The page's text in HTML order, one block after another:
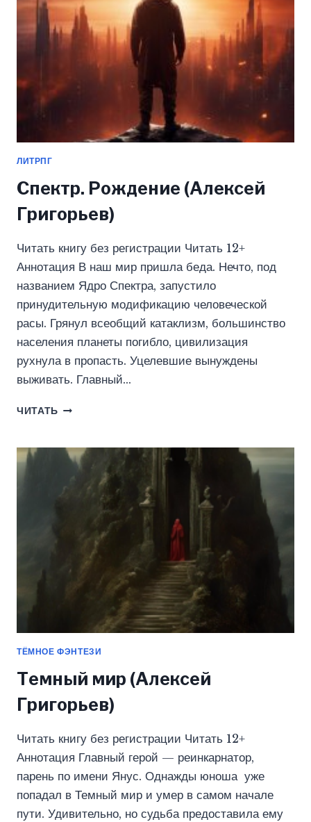
ЛИТРПГ
Спектр. Рождение (Алексей
Григорьев)
Читать книгу без регистрации Читать 12+
Аннотация В наш мир пришла беда. Нечто, под
названием Ядро Спектра, запустило
принудительную модификацию человеческой
расы. Грянул всеобщий катаклизм, большинство
населения планеты погибло, цивилизация
рухнула в пропасть. Уцелевшие вынуждены
выживать. Главный…
ЧИТАТЬ СПЕКТР.
ГРИГОРЬЕВ)
ТЁМНОЕ ФЭНТЕЗИ
Темный мир (Алексей
Григорьев)
Читать книгу без регистрации Читать 12+
Аннотация Главный герой — реинкарнатор,
парень по имени Янус. Однажды юноша уже
попадал в Темный мир и умер в самом начале
пути. Удивительно, но судьба предоставила ему